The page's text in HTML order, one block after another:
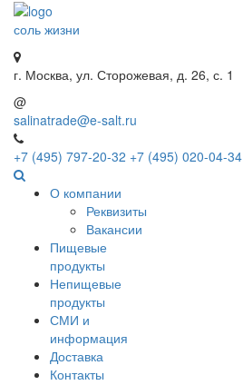
соль жизни
г. Москва, ул. Сторожевая, д. 26, с. 1
@
salinatrade@e-salt.ru
+7 (495) 797-20-32 +7 (495) 020-04-34
О компании
Реквизиты
Вакансии
Пищевые
продукты
Непищевые
продукты
СМИ и
информация
Доставка
Контакты